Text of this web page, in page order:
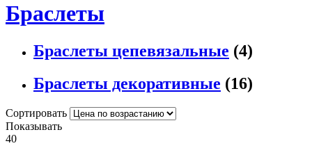
Браслеты
Браслеты цепевязальные (4)
Браслеты декоративные (16)
Сортировать
Показывать
40